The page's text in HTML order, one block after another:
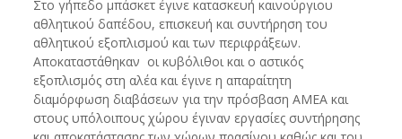
Στο γήπεδο μπάσκετ έγινε κατασκευή καινούργιου
αθλητικού δαπέδου, επισκευή και συντήρηση του
αθλητικού εξοπλισμού και των περιφράξεων.
Αποκαταστάθηκαν οι κυβόλιθοι και ο αστικός
εξοπλισμός στη αλέα και έγινε η απαραίτητη
διαμόρφωση διαβάσεων για την πρόσβαση ΑΜΕΑ και
στους υπόλοιπους χώρου έγιναν εργασίες συντήρησης